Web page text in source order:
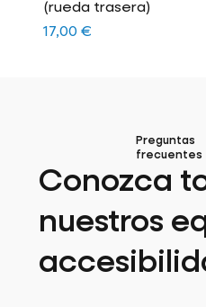
(rueda trasera)
Precio
17,00 €
Preguntas
frecuentes
Conozca
nuestros